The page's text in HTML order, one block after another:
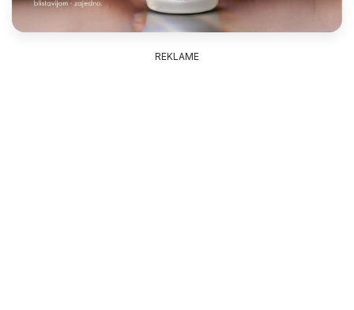
REKLAME